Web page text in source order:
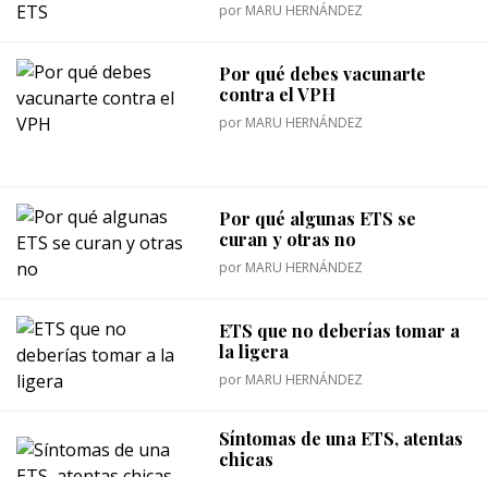
por MARU HERNÁNDEZ
Por qué debes vacunarte
contra el VPH
por MARU HERNÁNDEZ
Por qué algunas ETS se
curan y otras no
por MARU HERNÁNDEZ
ETS que no deberías tomar a
la ligera
por MARU HERNÁNDEZ
Síntomas de una ETS, atentas
chicas